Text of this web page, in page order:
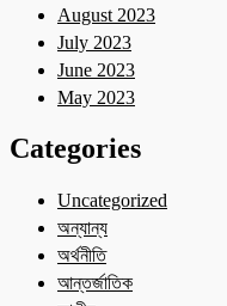
August 2023
July 2023
June 2023
May 2023
Categories
Uncategorized
অন্যান্য
অর্থনীতি
আন্তর্জাতিক